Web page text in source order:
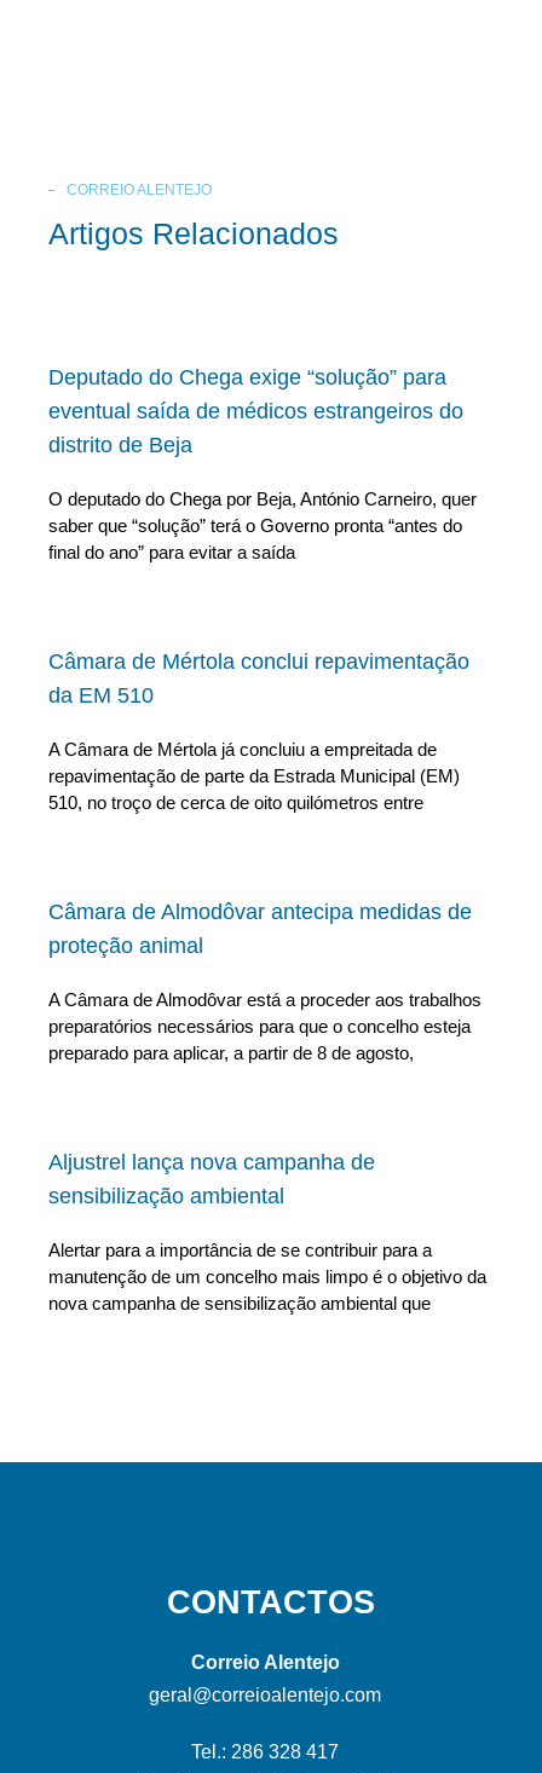
CORREIO ALENTEJO
Artigos Relacionados
Deputado do Chega exige “solução” para
eventual saída de médicos estrangeiros do
distrito de Beja
O deputado do Chega por Beja, António Carneiro, quer
saber que “solução” terá o Governo pronta “antes do
final do ano” para evitar a saída
Câmara de Mértola conclui repavimentação
da EM 510
A Câmara de Mértola já concluiu a empreitada de
repavimentação de parte da Estrada Municipal (EM)
510, no troço de cerca de oito quilómetros entre
Câmara de Almodôvar antecipa medidas de
proteção animal
A Câmara de Almodôvar está a proceder aos trabalhos
preparatórios necessários para que o concelho esteja
preparado para aplicar, a partir de 8 de agosto,
Aljustrel lança nova campanha de
sensibilização ambiental
Alertar para a importância de se contribuir para a
manutenção de um concelho mais limpo é o objetivo da
nova campanha de sensibilização ambiental que
CONTACTOS
Correio Alentejo
geral@correioalentejo.com
Tel.: 286 328 417